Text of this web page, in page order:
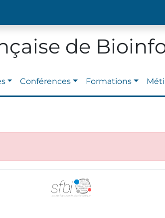
de
Conférences Formations